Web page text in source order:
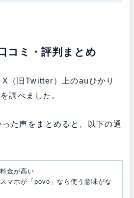
コミ・評判まとめ
（旧Twitter）上のauひかり
調べました。
た声をまとめると、以下の通
料金が高い
スマホが「povo」なら使う意味がな